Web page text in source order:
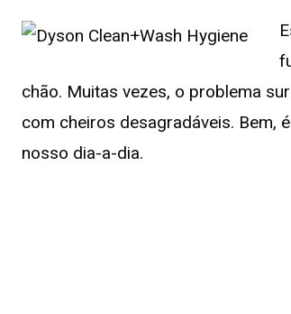
chão. Muitas vezes, o problema
com cheiros desagradáveis. Bem,
nosso dia-a-dia.